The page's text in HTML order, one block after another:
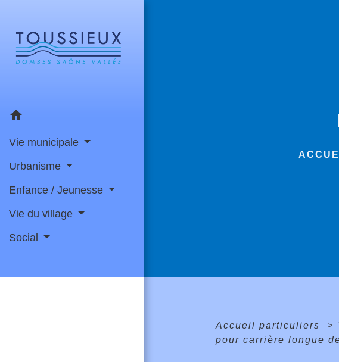
home
Vie municipale
Urbanisme
Enfance / Jeunesse
Vie du village
Social
Accueil particuliers >
pour carrière longue